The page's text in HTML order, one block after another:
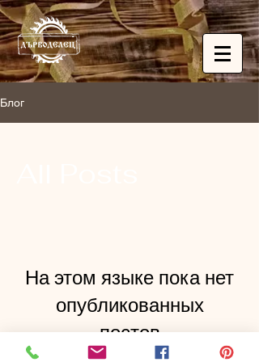
Блог
На этом языке пока нет
опубликованных
постов